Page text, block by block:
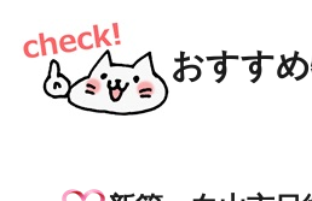
おすす